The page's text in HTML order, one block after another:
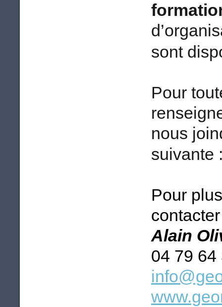
sont
Pour
nous
suivante
Pour
Alain
04 79 64